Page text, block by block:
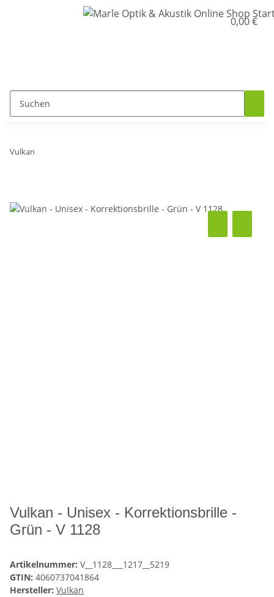
0,00 €
Vulkan
Vulkan - Unisex - Korrektionsbrille -
Grün - V 1128
Artikelnummer: V__1128___1217__5219
GTIN: 4060737041864
Hersteller: Vulkan